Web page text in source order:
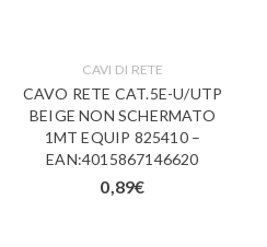
CAVI DI RETE
CAVO RETE CAT.5E-U/UTP
BEIGE NON SCHERMATO
1MT EQUIP 825410 –
EAN:4015867146620
0,89€